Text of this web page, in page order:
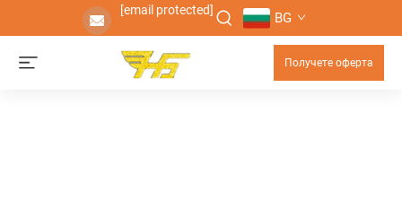
[email protected] BG
Получете оферта